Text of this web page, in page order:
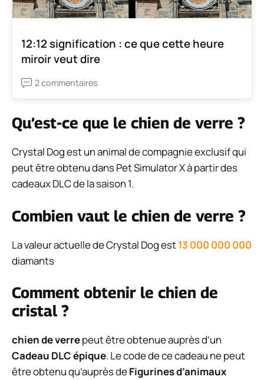
12:12 signification : ce que cette heure
miroir veut dire
2 commentaires
Qu’est-ce que le chien de verre ?
Crystal Dog est un animal de compagnie exclusif qui
peut être obtenu dans Pet Simulator X à partir des
cadeaux DLC de la saison 1.
Combien vaut le chien de verre ?
La valeur actuelle de Crystal Dog est13 000 000 000
diamants
Comment obtenir le chien de
cristal ?
chien de verrepeut être obtenue auprès d’un
Cadeau DLC épique. Le code de ce cadeau ne peut
être obtenu qu’auprès deFigurines d’animaux